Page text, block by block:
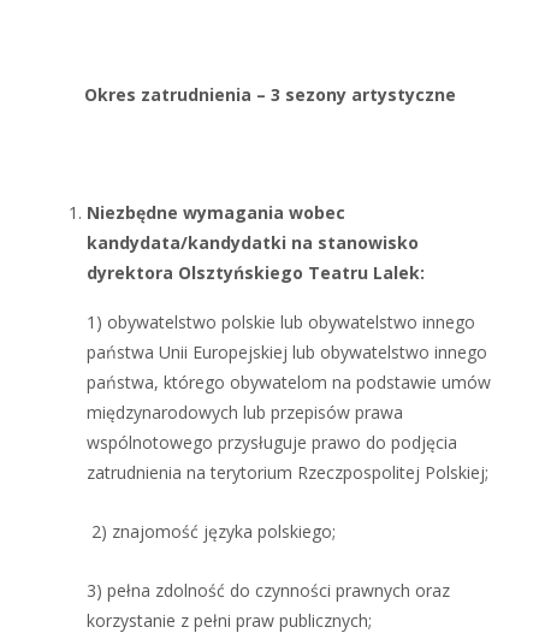
Okres zatrudnienia – 3 sezony artystyczne
Niezbędne wymagania wobec
kandydata/kandydatki na stanowisko
dyrektora Olsztyńskiego Teatru Lalek:
1) obywatelstwo polskie lub obywatelstwo innego
państwa Unii Europejskiej lub obywatelstwo innego
państwa, którego obywatelom na podstawie umów
międzynarodowych lub przepisów prawa
wspólnotowego przysługuje prawo do podjęcia
zatrudnienia na terytorium Rzeczpospolitej Polskiej;
2) znajomość języka polskiego;
3) pełna zdolność do czynności prawnych oraz
korzystanie z pełni praw publicznych;